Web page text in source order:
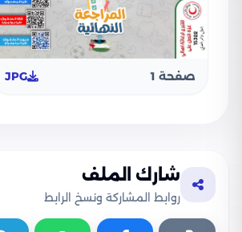
صفحة 1 JPG
شارك الملف
روابط المشاركة ونسخ الرابط